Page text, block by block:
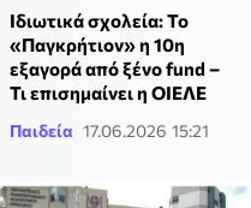
Ιδιωτικά σχολεία: Το
«Παγκρήτιον» η 10η
εξαγορά από ξένο fund –
Τι επισημαίνει η ΟΙΕΛΕ
Παιδεία 17.06.2026 15:21